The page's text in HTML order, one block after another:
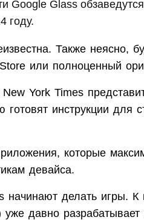
Google Glass
году.
Также неясно,
или полноценный
York Times
инструкции для
которые
девайса.
начинают делать игры.
уже давно